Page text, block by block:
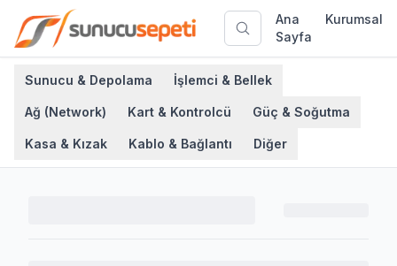
Ana
Sayfa
Kurumsal
Sunucu & Depolama İşlemci & Bellek
Ağ (Network) Kart & Kontrolcü Güç & Soğutma
Kasa & Kızak Kablo & Bağlantı Diğer